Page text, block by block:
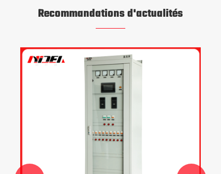
Recommandations d'actualités